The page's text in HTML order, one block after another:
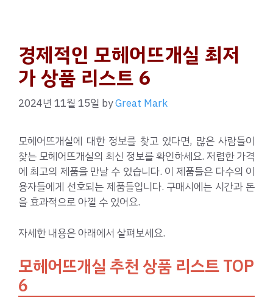
경제적인 모헤어뜨개실 최저
가 상품 리스트 6
2024년 11월 15일 byGreat Mark
모헤어뜨개실에 대한 정보를 찾고 있다면, 많은 사람들이
찾는 모헤어뜨개실의 최신 정보를 확인하세요. 저렴한 가격
에 최고의 제품을 만날 수 있습니다. 이 제품들은 다수의 이
용자들에게 선호되는 제품들입니다. 구매시에는 시간과 돈
을 효과적으로 아낄 수 있어요.
자세한 내용은 아래에서 살펴보세요.
모헤어뜨개실 추천 상품 리스트 TOP
6